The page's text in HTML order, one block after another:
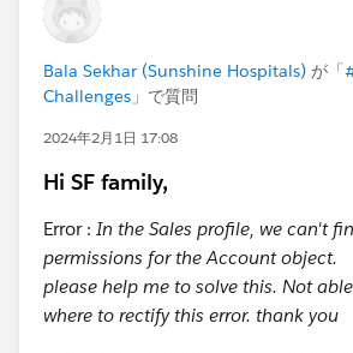
Bala Sekhar (Sunshine Hospitals) が「
Challenges 」で質問
2024年2月1日 17:08
Hi SF family,
Error : In the Sales profile, we can't
permissions for the Account object.
please help me to solve this. Not
where to rectify this error. thank you